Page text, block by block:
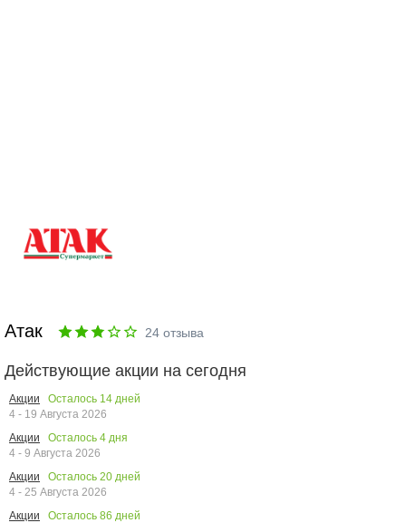
Атак 24 отзыва
Действующие акции на сегодня
Акции Осталось 14 дней
4 - 19 Августа 2026
Акции
Осталось 4 дня
4 - 9 Августа 2026
Акции
Осталось 20 дней
4 - 25 Августа 2026
Акции
Осталось 86 дней